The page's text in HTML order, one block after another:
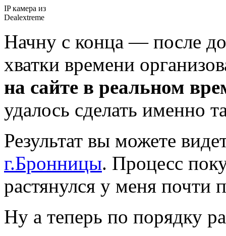
IP камера из
Dealextreme
Начну с конца — после
хватки времени
на сайте в реальном
удалось сделать именно
Результат вы можете
г.Бронницы. Процесс
растянулся у меня почти
Ну а теперь по порядку